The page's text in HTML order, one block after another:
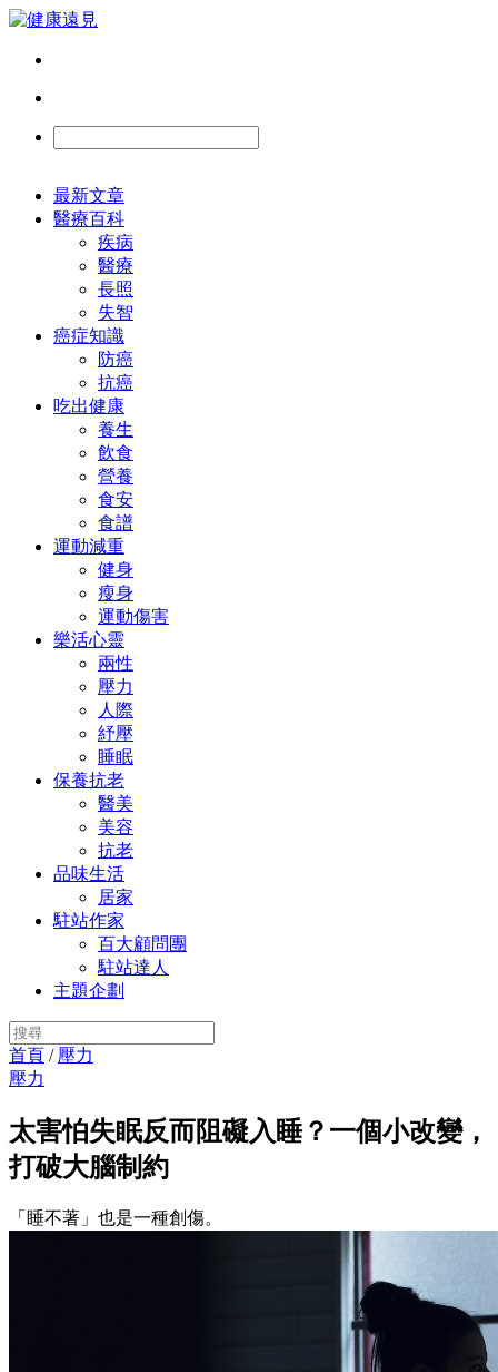
最新文章
醫療百科
疾病
醫療
長照
失智
癌症知識
防癌
抗癌
吃出健康
養生
飲食
營養
食安
食譜
運動減重
健身
瘦身
運動傷害
樂活心靈
兩性
壓力
人際
紓壓
睡眠
保養抗老
醫美
美容
抗老
品味生活
居家
駐站作家
百大顧問團
駐站達人
主題企劃
首頁 / 壓力
壓力
太害怕失眠反而阻礙入睡？一個小改變，
打破大腦制約
「睡不著」也是一種創傷。